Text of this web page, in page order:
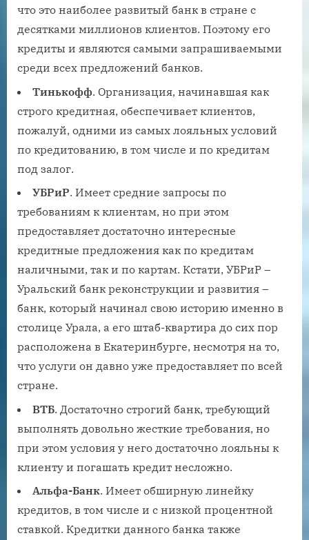
что это наиболее развитый банк в стране с
десятками миллионов клиентов. Поэтому его
кредиты и являются самыми запрашиваемыми
среди всех предложений банков.
Тинькофф. Организация, начинавшая как
строго кредитная, обеспечивает клиентов,
пожалуй, одними из самых лояльных условий
по кредитованию, в том числе и по кредитам
под залог.
УБРиР. Имеет средние запросы по
требованиям к клиентам, но при этом
предоставляет достаточно интересные
кредитные предложения как по кредитам
наличными, так и по картам. Кстати, УБРиР –
Уральский банк реконструкции и развития –
банк, который начинал свою историю именно в
столице Урала, а его штаб-квартира до сих пор
расположена в Екатеринбурге, несмотря на то,
что услуги он давно уже предоставляет по всей
стране.
ВТБ. Достаточно строгий банк, требующий
выполнять довольно жесткие требования, но
при этом условия у него достаточно лояльны к
клиенту и погашать кредит несложно.
Альфа-Банк. Имеет обширную линейку
кредитов, в том числе и с низкой процентной
ставкой. Кредитки данного банка также